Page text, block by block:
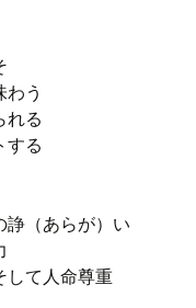
う
れる
する
（あらが）い
て人命尊重